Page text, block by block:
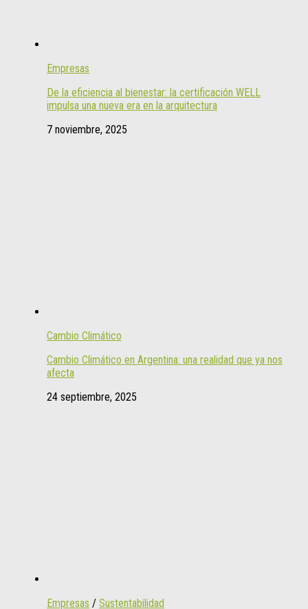
Empresas
De la eficiencia al bienestar: la certificación WELL
impulsa una nueva era en la arquitectura
7 noviembre, 2025
Cambio Climático
Cambio Climático en Argentina: una realidad que ya nos
afecta
24 septiembre, 2025
Empresas / Sustentabilidad